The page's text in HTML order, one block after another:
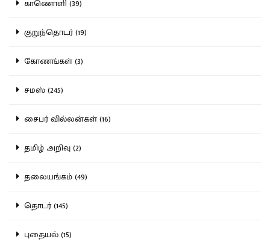
காணொளி (39)
குறுந்தொடர் (19)
கோணங்கள் (3)
சமஸ் (245)
சைபர் வில்லன்கள் (16)
தமிழ் அறிவு (2)
தலையங்கம் (49)
தொடர் (145)
புதையல் (15)